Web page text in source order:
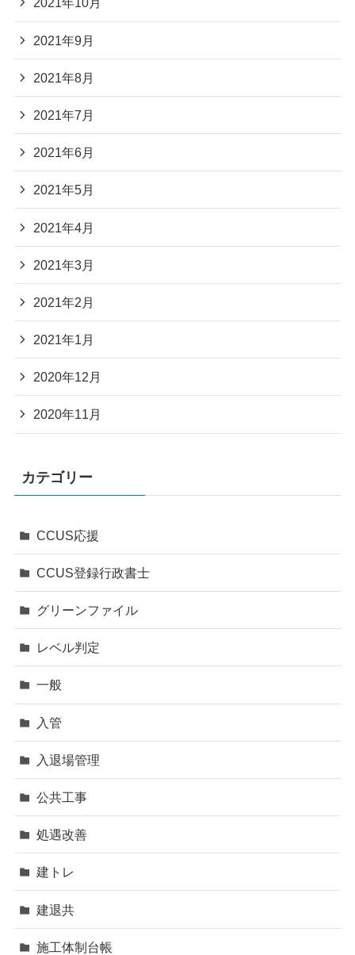
2021年9月
2021年8月
2021年7月
2021年6月
2021年5月
2021年4月
2021年3月
2021年2月
2021年1月
2020年12月
2020年11月
カテゴリー
CCUS応援
CCUS登録行政書士
グリーンファイル
レベル判定
一般
入管
入退場管理
公共工事
処遇改善
建トレ
建退共
施工体制台帳